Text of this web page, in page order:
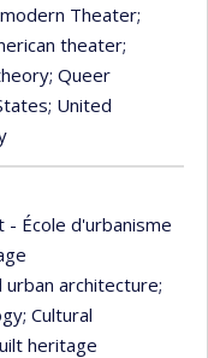
Theater;
theater;
; Queer
; United
- École d'urbanisme
urban architecture;
; Cultural
heritage